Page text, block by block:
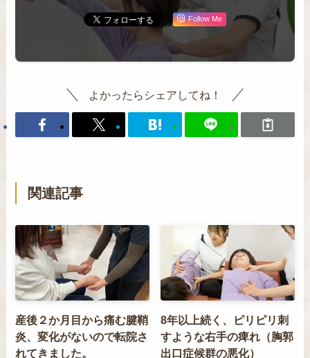
Follow Me
よかったらシェアしてね！
関連記事
産後２か月目から痛む腱鞘
炎、変化がないので転院さ
れてきました。
8年以上続く、ピリピリ刺
すような右手の痺れ（胸郭
出口症候群の悪化）